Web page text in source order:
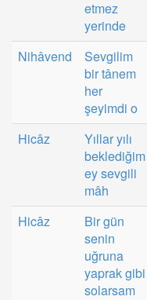
etmez
yerinde
Nihâvend
Sevgilim
bir tânem
her
şeyimdi o
Hicâz
Yıllar yılı
beklediğim
ey sevgili
mâh
Hicâz
Bir gün
senin
uğruna
yaprak gibi
solarsam